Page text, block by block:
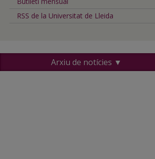
RSS de la Universitat de Lleida
Arxiu de notícies ▼